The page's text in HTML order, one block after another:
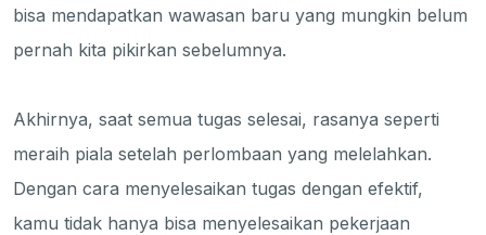
bisa mendapatkan wawasan baru yang mungkin belum
pernah kita pikirkan sebelumnya.
Akhirnya, saat semua tugas selesai, rasanya seperti
meraih piala setelah perlombaan yang melelahkan.
Dengan cara menyelesaikan tugas dengan efektif,
kamu tidak hanya bisa menyelesaikan pekerjaan